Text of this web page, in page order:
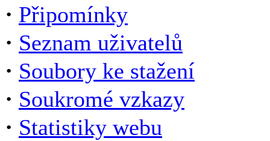
· Připomínky
· Seznam uživatelů
· Soubory ke stažení
· Soukromé vzkazy
· Statistiky webu